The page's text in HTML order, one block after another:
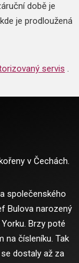
době je
je prodloužená
servis .
v Čechách.
společenského
Bulova narozený
Brzy poté
na čísleníku. Tak
dostaly až za